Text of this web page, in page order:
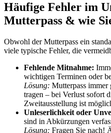
Häufige Fehler im
Mutterpass & wie
Obwohl der Mutterpass ein
viele typische Fehler, die
Fehlende Mitnahme:
wichtigen Terminen oder
Lösung: Mutterpass
tragen – bei Verlust sofort
Zweitausstellung ist
Unleserlichkeit oder
sind in Abkürzungen
Lösung: Fragen Sie nach!